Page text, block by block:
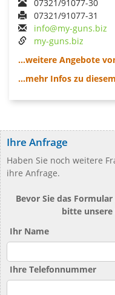
07321/91077-30
07321/91077-31
info@my-guns.biz
my-guns.biz
...weitere Angebote
...mehr Infos zu
Ihre Anfrage
Haben Sie noch weitere
ihre Anfrage.
Bevor Sie das
bitte unsere
Ihr Name
Ihre Telefonnummer